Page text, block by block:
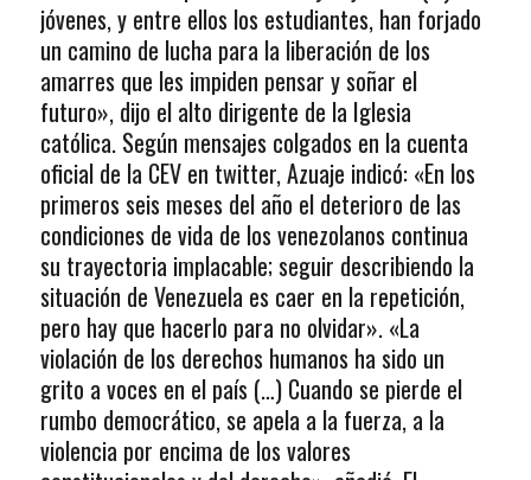
jóvenes, y entre ellos los estudiantes, han forjado
un camino de lucha para la liberación de los
amarres que les impiden pensar y soñar el
futuro», dijo el alto dirigente de la Iglesia
católica. Según mensajes colgados en la cuenta
oficial de la CEV en twitter, Azuaje indicó: «En los
primeros seis meses del año el deterioro de las
condiciones de vida de los venezolanos continua
su trayectoria implacable; seguir describiendo la
situación de Venezuela es caer en la repetición,
pero hay que hacerlo para no olvidar». «La
violación de los derechos humanos ha sido un
grito a voces en el país (…) Cuando se pierde el
rumbo democrático, se apela a la fuerza, a la
violencia por encima de los valores